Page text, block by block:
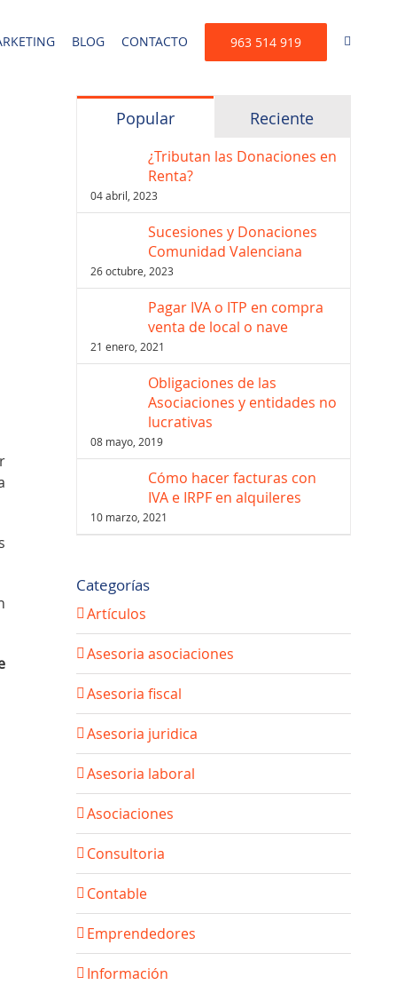
BLOG CONTACTO 963 514 919
Popular Reciente
¿Tributan las Donaciones en
Renta?
04 abril, 2023
Sucesiones y Donaciones
Comunidad Valenciana
26 octubre, 2023
Pagar IVA o ITP en compra
venta de local o nave
21 enero, 2021
Obligaciones de las
Asociaciones y entidades no
lucrativas
08 mayo, 2019
Cómo hacer facturas con
IVA e IRPF en alquileres
10 marzo, 2021
Categorías
Artículos
Asesoria asociaciones
Asesoria fiscal
Asesoria juridica
Asesoria laboral
Asociaciones
Consultoria
Contable
Emprendedores
Información